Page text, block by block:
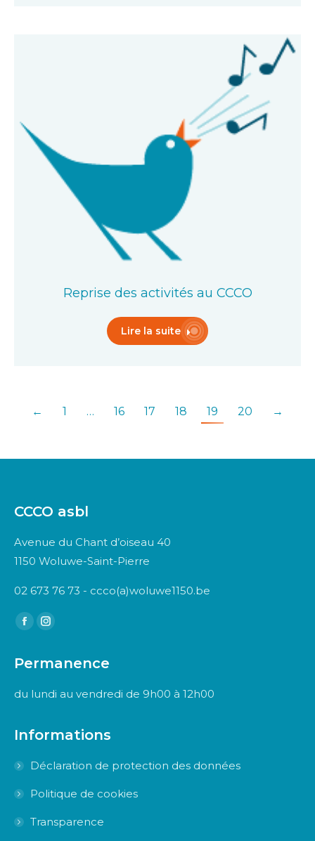
Reprise des activités au CCCO
Lire la suite
← 1 … 16 17 18 19 20 →
CCCO asbl
Avenue du Chant d’oiseau 40
1150 Woluwe-Saint-Pierre
02 673 76 73 - ccco(a)woluwe1150.be
Trouvez nous sur :
Facebook
opens
Instagram
opens
Permanence
du lundi au vendredi de 9h00 à 12h00
Informations
Déclaration de protection des données
Politique de cookies
Transparence